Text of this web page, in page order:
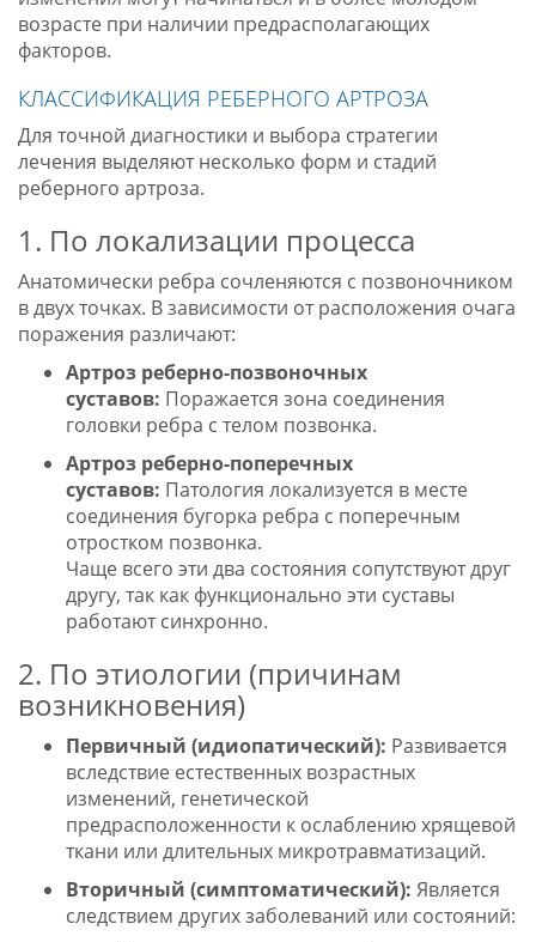
возрасте при наличии предрасполагающих
факторов.
КЛАССИФИКАЦИЯ РЕБЕРНОГО АРТРОЗА
Для точной диагностики и выбора стратегии
лечения выделяют несколько форм и стадий
реберного артроза.
1. По локализации процесса
Анатомически ребра сочленяются с позвоночником
в двух точках. В зависимости от расположения очага
поражения различают:
Артроз реберно-позвоночных
суставов: Поражается зона соединения
головки ребра с телом позвонка.
Артроз реберно-поперечных
суставов: Патология локализуется в месте
соединения бугорка ребра с поперечным
отростком позвонка.
Чаще всего эти два состояния сопутствуют друг
другу, так как функционально эти суставы
работают синхронно.
2. По этиологии (причинам
возникновения)
Первичный (идиопатический): Развивается
вследствие естественных возрастных
изменений, генетической
предрасположенности к ослаблению хрящевой
ткани или длительных микротравматизаций.
Вторичный (симптоматический): Является
следствием других заболеваний или состояний: